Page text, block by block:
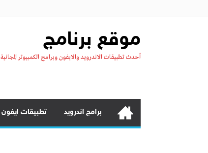
موقع برنامج
أحدث تطبيقات الاندرويد والايفون وبرامج الكمبيوتر المجانية
برامج اندرويد تطبيقات ايفون